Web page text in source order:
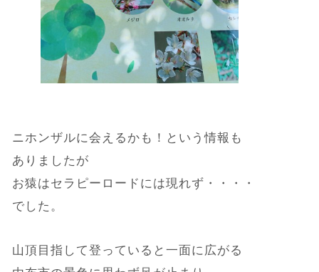
ニホンザルに会えるかも！という情報も
ありましたが
お猿はセラピーロードには現れず・・・・
でした。
山頂目指して登っていると一面に広がる